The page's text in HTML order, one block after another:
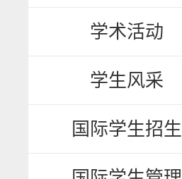
学术活动
学生风采
国际学生招生